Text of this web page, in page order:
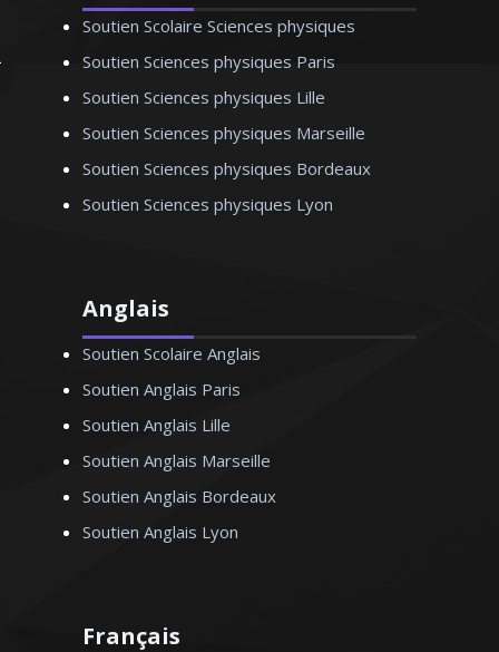
Madame E. Béatrice - Professeur
d’espagnol - Montpellier
Soutien Scolaire Sciences physiques
Soutien Sciences physiques Paris
Soutien Sciences physiques Lille
Soutien Sciences physiques Marseille
Soutien Sciences physiques Bordeaux
Soutien Sciences physiques Lyon
Anglais
Soutien Scolaire Anglais
Soutien Anglais Paris
Soutien Anglais Lille
Soutien Anglais Marseille
Soutien Anglais Bordeaux
Soutien Anglais Lyon
Français